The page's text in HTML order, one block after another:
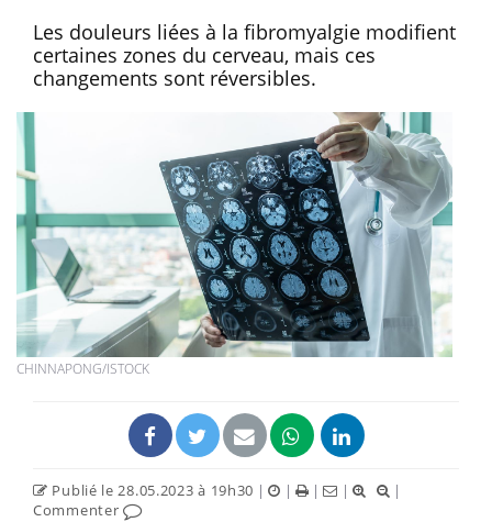
Les douleurs liées à la fibromyalgie modifient
certaines zones du cerveau, mais ces
changements sont réversibles.
CHINNAPONG/ISTOCK
Publié le 28.05.2023 à 19h30 | | | |
|
Commenter